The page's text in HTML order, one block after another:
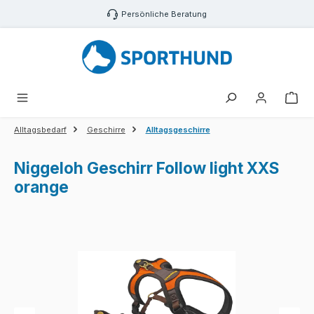
Zum Hauptinhalt springen Persönliche Beratung
Alltagsbedarf Geschirre Alltagsgeschirre
Niggeloh Geschirr Follow light XXS
orange